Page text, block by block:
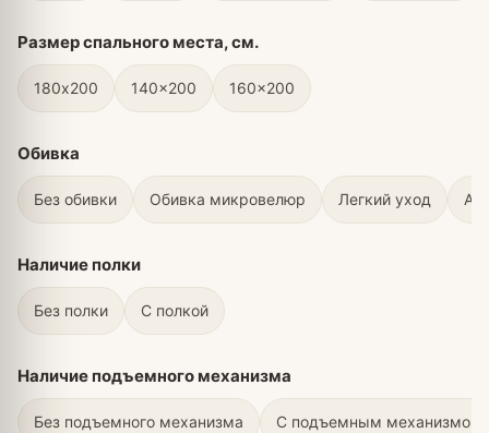
Размер спального места, см.
180х200 140x200 160x200
Обивка
Без обивки Обивка микровелюр Легкий уход
Наличие полки
Без полки С полкой
Наличие подъемного механизма
Без подъемного механизма С подъемным механизмом